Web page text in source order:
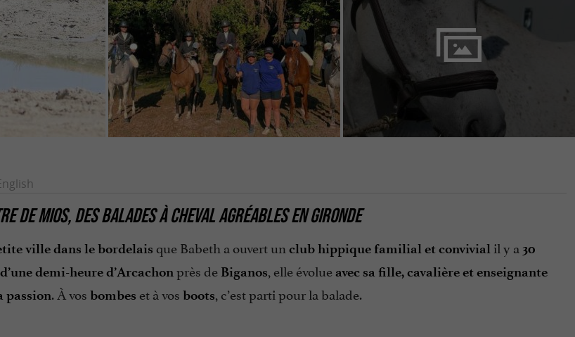
DE MIOS, DES BALADES À CHEVAL AGRÉABLES EN GIRONDE
ville dans le bordelais que Babeth a ouvert un club hippique familial et convivial il y a 30
d’une demi-heure d’Arcachonprès de Biganos, elle évolue avec sa fille, cavalière et enseignante
passion. À vos bombes et à vos boots, c’est parti pour la balade.